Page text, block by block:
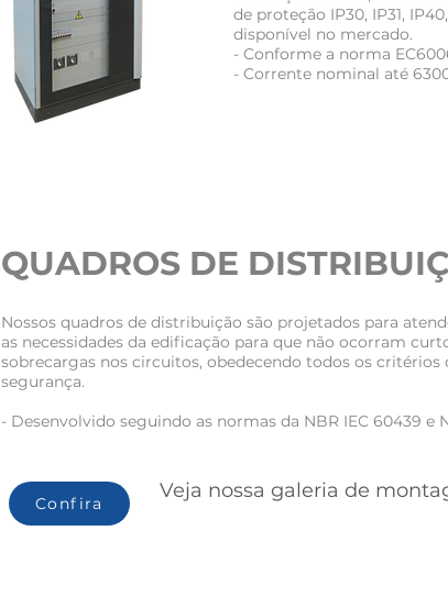
de proteção IP30, IP31,
disponível no mercado.
- Conforme a norma
- Corrente nominal até
QUADROS DE
Nossos quadros de distribuição são projetados para
as necessidades da edificação para que não ocorram
sobrecargas nos circuitos, obedecendo todos os critérios
segurança.
- Desenvolvido seguindo as normas da NBR IEC 60439 e
Confira
Veja nossa galeria de